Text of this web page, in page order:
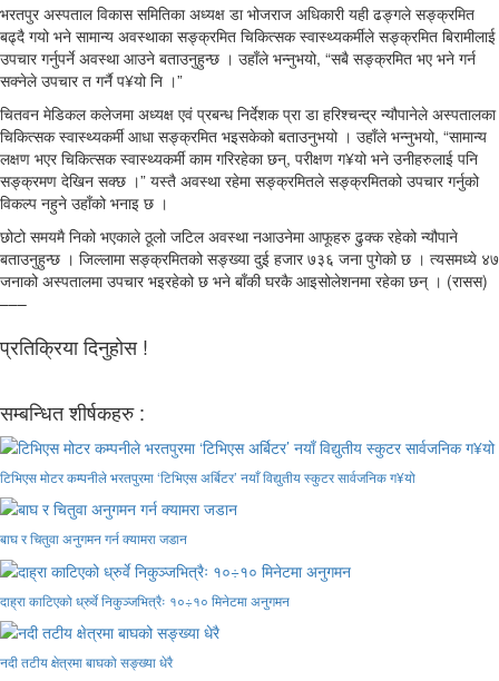
भरतपुर अस्पताल विकास समितिका अध्यक्ष डा भोजराज अधिकारी यही ढङ्गले सङ्क्रमित
बढ्दै गयो भने सामान्य अवस्थाका सङ्क्रमित चिकित्सक स्वास्थ्यकर्मीले सङ्क्रमित बिरामीलाई
उपचार गर्नुपर्ने अवस्था आउने बताउनुहुन्छ । उहाँले भन्नुभयो, “सबै सङ्क्रमित भए भने गर्न
सक्नेले उपचार त गर्नै प¥यो नि ।”
चितवन मेडिकल कलेजमा अध्यक्ष एवं प्रबन्ध निर्देशक प्रा डा हरिश्चन्द्र न्यौपानेले अस्पतालका
चिकित्सक स्वास्थ्यकर्मी आधा सङ्क्रमित भइसकेको बताउनुभयो । उहाँले भन्नुभयो, “सामान्य
लक्षण भएर चिकित्सक स्वास्थ्यकर्मी काम गरिरहेका छन्, परीक्षण ग¥यो भने उनीहरुलाई पनि
सङ्क्रमण देखिन सक्छ ।” यस्तै अवस्था रहेमा सङ्क्रमितले सङ्क्रमितको उपचार गर्नुको
विकल्प नहुने उहाँको भनाइ छ ।
छोटो समयमै निको भएकाले ठूलो जटिल अवस्था नआउनेमा आफूहरु ढुक्क रहेको न्यौपाने
बताउनुहुन्छ । जिल्लामा सङ्क्रमितको सङ्ख्या दुई हजार ७३६ जना पुगेको छ । त्यसमध्ये ४७
जनाको अस्पतालमा उपचार भइरहेको छ भने बाँकी घरकै आइसोलेशनमा रहेका छन् । (रासस)
–––
प्रतिक्रिया दिनुहोस !
सम्बन्धित शीर्षकहरु :
टिभिएस मोटर कम्पनीले भरतपुरमा ‘टिभिएस अर्बिटर’ नयाँ विद्युतीय स्कुटर सार्वजनिक ग¥यो
बाघ र चितुवा अनुगमन गर्न क्यामरा जडान
दाह्रा काटिएको ध्रुर्वे निकुञ्जभित्रैः १०÷१० मिनेटमा अनुगमन
नदी तटीय क्षेत्रमा बाघको सङ्ख्या धेरै